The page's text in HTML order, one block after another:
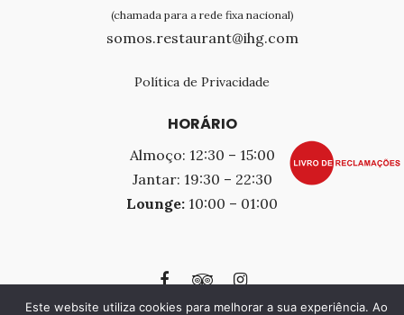
(chamada para a rede fixa nacional)
somos.restaurant@ihg.com
Política de Privacidade
HORÁRIO
Almoço: 12:30 – 15:00
Jantar: 19:30 – 22:30
Lounge: 10:00 – 01:00
Este website utiliza cookies para melhorar a sua experiência. Ao